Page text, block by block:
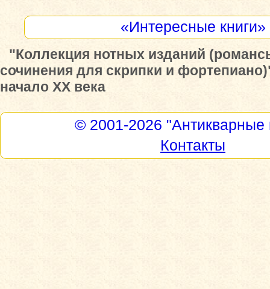
«Интересные книги»
"Коллекция нотных изданий
сочинения для скрипки и
начало XX века
© 2001-2026 "Антикварные
Контакты